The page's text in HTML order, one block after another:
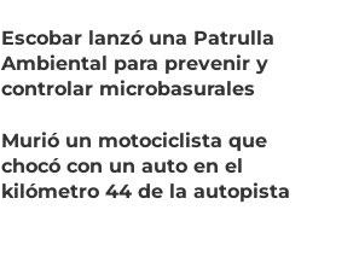
Escobar lanzó una Patrulla
Ambiental para prevenir y
controlar microbasurales
Murió un motociclista que
chocó con un auto en el
kilómetro 44 de la autopista